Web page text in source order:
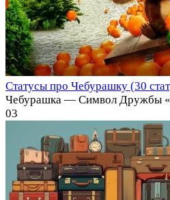
Статусы про Чебурашку (30
Чебурашка — Символ Дружбы
03